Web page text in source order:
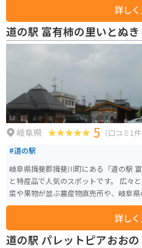
された道路を3km登っていきます。と
意が必要です。道幅は狭いですが、す
くり登っていくことができます。約20
ており、普通車2台分くらいのスペース
詳し
道の駅 富有柿の里いとぬき
岐阜県 5 （口コミ1件
#道の駅
岐阜県揖斐郡揖斐川町にある「道の駅
と特産品で人気のスポットです。 広々とした敷地内には、新鮮な地元産の野
菜や果物が並ぶ農産物直売所や、岐阜
ります。 中でも、この地域で古くから
強く濃厚な味わいで、お土産に最適で
り、柿の葉茶や柿ジャムなども人気です。 レストランでは、地元産の
使った料理を楽しむことができます。
詳し
道の駅 パレットピアおおの